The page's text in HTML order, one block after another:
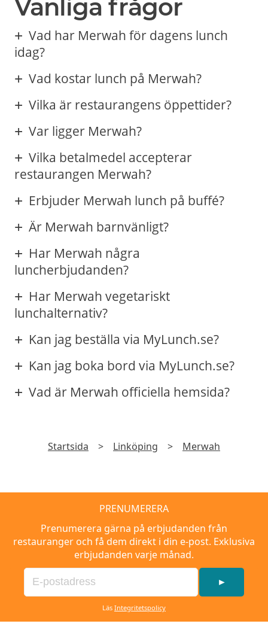
Vanliga frågor
Vad har Merwah för dagens lunch
idag?
Vad kostar lunch på Merwah?
Vilka är restaurangens öppettider?
Var ligger Merwah?
Vilka betalmedel accepterar
restaurangen Merwah?
Erbjuder Merwah lunch på buffé?
Är Merwah barnvänligt?
Har Merwah några
luncherbjudanden?
Har Merwah vegetariskt
lunchalternativ?
Kan jag beställa via MyLunch.se?
Kan jag boka bord via MyLunch.se?
Vad är Merwah officiella hemsida?
Startsida > Linköping > Merwah
PRENUMERERA
Prenumerera gärna på erbjudanden från
restauranger och få dem direkt i din e-post. Exklusiva
erbjudanden varje månad.
►
Läs Integritetspolicy